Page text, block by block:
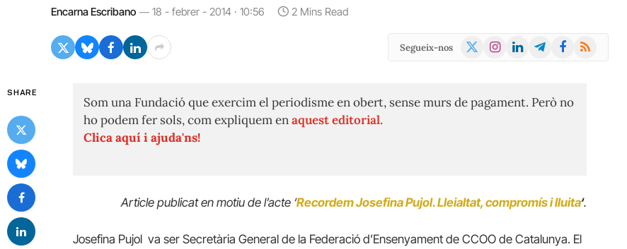
Encarna Escribano 18 - febrer - 2014 · 10:56 2 Mins Read
Segueix-nos
X
Instagram
LinkedInTelegramFacebook
RSS
SHARE
Som una Fundació que exercim el periodisme en obert, sense murs de pagament. Però no
ho podem fer sols, com expliquem enaquest editorial.
Clica aquí i ajuda'ns!
Article publicat en motiu de l’acte ‘Recordem Josefina Pujol. Lleialtat, compromís i lluita‘.
Josefina Pujol va ser Secretària General de la Federació d’Ensenyament de CCOO de Catalunya. El